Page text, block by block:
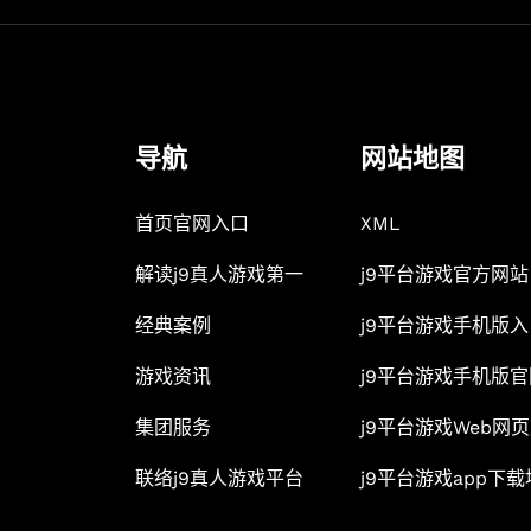
导航
首页官网入口
解读j9真人游戏第一
经典案例
游戏资讯
集团服务
联络j9真人游戏平台
网站地图
XML
j9平台游戏官方网站
j9平台游戏手机版入
j9平台游戏手机版官
j9平台游戏Web网
j9平台游戏app下载